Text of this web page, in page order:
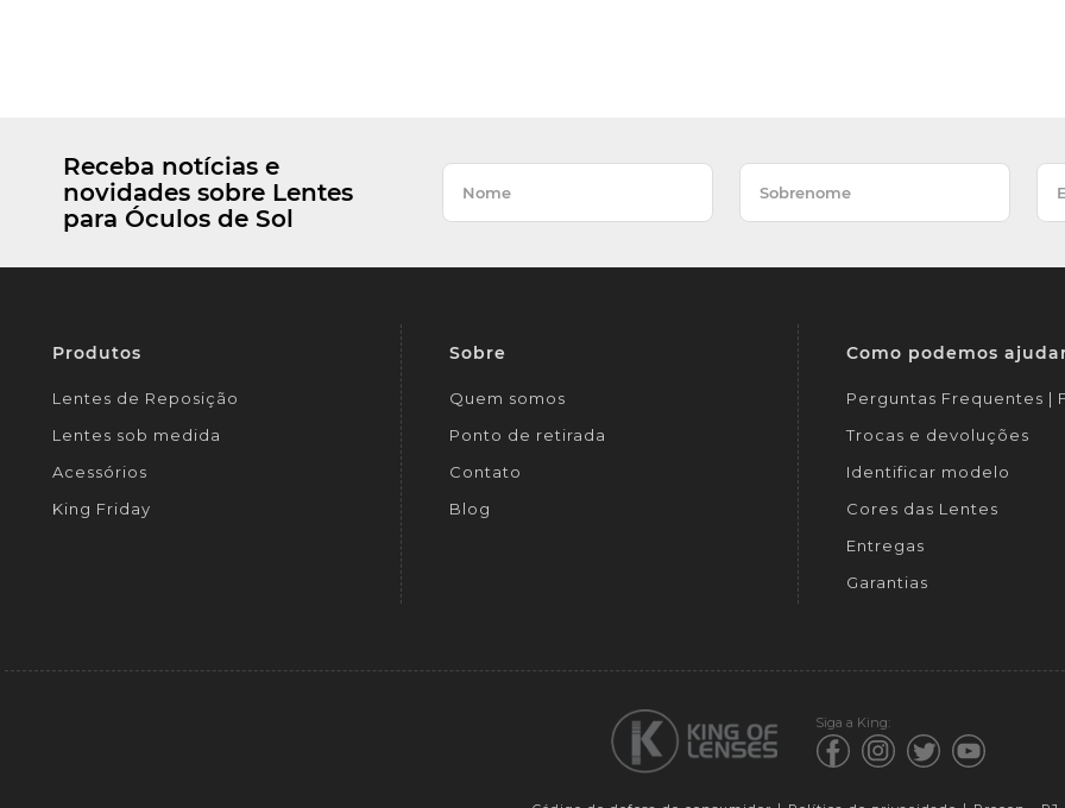
Receba notícias e
novidades sobre Lentes
para Óculos de Sol
Produtos
Lentes de Reposição
Lentes sob medida
Acessórios
King Friday
Sobre
Quem somos
Ponto de retirada
Contato
Blog
Como podemos
Perguntas Frequentes |
Trocas e devoluções
Identificar modelo
Cores das Lentes
Entregas
Garantias
Siga a King: